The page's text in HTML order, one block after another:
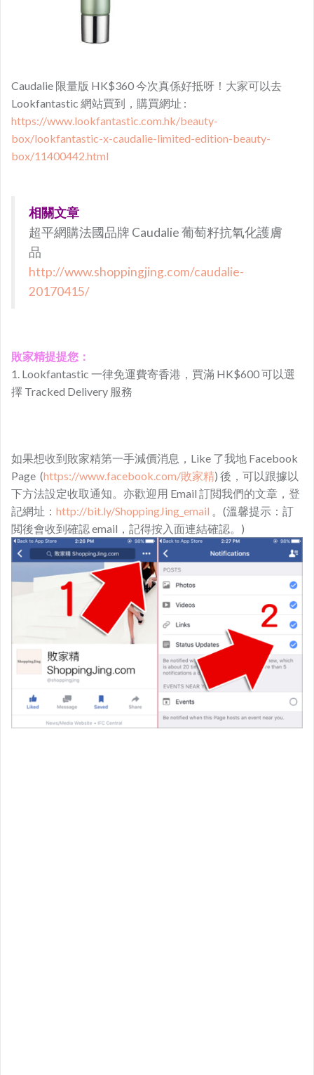
Caudalie 限量版 HK$360 今次真係好抵呀！大家可以去
Lookfantastic 網站買到，購買網址 :
https://www.lookfantastic.com.hk/beauty-
box/lookfantastic-x-caudalie-limited-edition-beauty-
box/11400442.html
相關文章
超平網購法國品牌 Caudalie 葡萄籽抗氧化護膚
品
http://www.shoppingjing.com/caudalie-
20170415/
敗家精提提您：
1. Lookfantastic 一律免運費寄香港，買滿 HK$600 可以選
擇 Tracked Delivery 服務
如果想收到敗家精第一手減價消息，Like 了我地 Facebook
Page (https://www.facebook.com/敗家精) 後，可以跟據以
下方法設定收取通知。亦歡迎用 Email 訂閲我們的文章，登
記網址： http://bit.ly/ShoppingJing_email 。(溫馨提示：訂
閲後會收到確認 email，記得按入面連結確認。)